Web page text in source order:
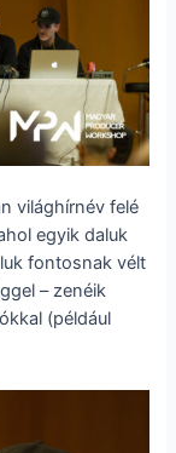
világhírnév felé
egyik daluk
fontosnak vélt
– zenéik
(például